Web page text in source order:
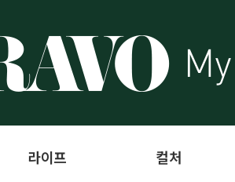
라이프 컬처